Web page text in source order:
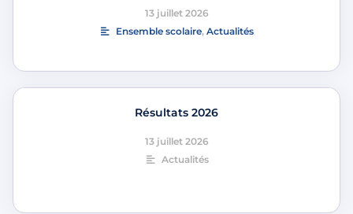
13 juillet 2026
Ensemble scolaire, Actualités
Résultats 2026
13 juillet 2026
Actualités